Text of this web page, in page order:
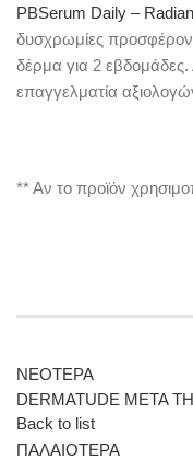
PBSerum Daily –
δυσχρωμίες
δέρμα για 2 εβδομάδες.
επαγγελματία
** Αν το προϊόν
ΝΕΟΤΕΡΑ
DERMATUDE META
Back to list
ΠΑΛΑΙΟΤΕΡΑ